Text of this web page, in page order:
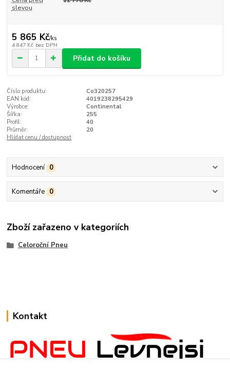
slevou
5 865 Kč/ks
4 847 Kč bez DPH
Přidat do košíku
Číslo produktu:
Co320257
EAN kód:
4019238295429
Výrobce:
Continental
Šířka:
255
Profil:
40
Průměr:
20
Hlídat cenu / dostupnost
Hodnocení 0
Komentáře 0
Zboží zařazeno v kategoriích
Celoroční Pneu
Kontakt